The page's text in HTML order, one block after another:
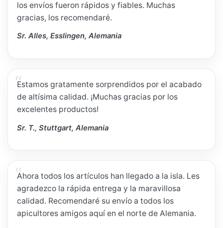
los envíos fueron rápidos y fiables. Muchas
gracias, los recomendaré.
Sr. Alles, Esslingen, Alemania
Estamos gratamente sorprendidos por el acabado
de altísima calidad. ¡Muchas gracias por los
excelentes productos!
Sr. T., Stuttgart, Alemania
Ahora todos los artículos han llegado a la isla. Les
agradezco la rápida entrega y la maravillosa
calidad. Recomendaré su envío a todos los
apicultores amigos aquí en el norte de Alemania.